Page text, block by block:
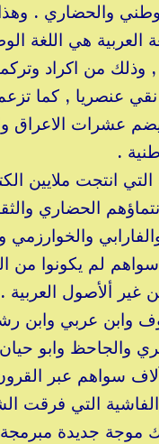
والحضاري .
العربية هي اللغة
, وذلك من اكراد
عنصريا , كما تزعم
عشرات الاعراق
.
التي انتجت ملايين
الحضاري
والخوارزمي
لم يكونوا من
غير أﻷصول العربية
وابن عربي وابن
والجاحظ وابو
سواهم عبر القرون.
الفاشية التي
موجة جديدة